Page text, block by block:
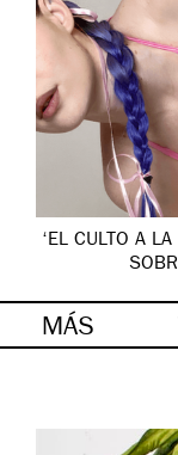
‘EL CULTO A
MÁS